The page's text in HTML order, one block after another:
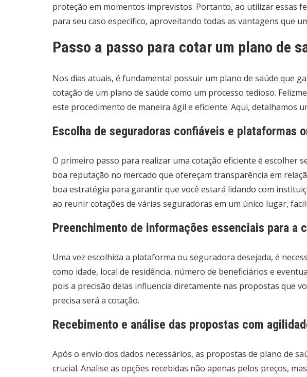
proteção em momentos imprevistos. Portanto, ao utilizar essas
para seu caso específico, aproveitando todas as vantagens que
Passo a passo para cotar um plano de
Nos dias atuais, é fundamental possuir um plano de saúde que
cotação de um plano de saúde como um processo tedioso.
este procedimento de maneira ágil e eficiente. Aqui, detalhamos
Escolha de seguradoras confiáveis e plataformas
O primeiro passo para realizar uma cotação eficiente é escolher
boa reputação no mercado que ofereçam transparência em
boa estratégia para garantir que você estará lidando com
ao reunir cotações de várias seguradoras em um único lugar,
Preenchimento de informações essenciais para a
Uma vez escolhida a plataforma ou seguradora desejada, é
como idade, local de residência, número de beneficiários e
pois a precisão delas influencia diretamente nas propostas que
precisa será a cotação.
Recebimento e análise das propostas com
Após o envio dos dados necessários, as propostas de plano de
crucial. Analise as opções recebidas não apenas pelos preços,